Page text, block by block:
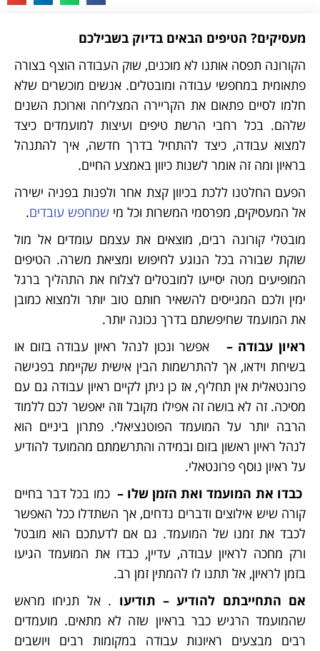
מעסיקים? הטיפים הבאים בדיוק בשבילכם
הקורונה תפסה אותנו לא מוכנים, שוק העבודה הוצף בצורה
פתאומית במחפשי עבודה ומובטלים. אנשים מוכשרים שלא
חלמו לסיים פתאום את הקריירה המצליחה וארוכת השנים
שלהם. בכל רחבי הרשת טיפים ועיצות למועמדים כיצד
למצוא עבודה, כיצד להתחיל בדרך חדשה, איך להתנהל
בראיון ומה זה אומר לשנות כיוון באמצע החיים.
הפעם החלטנו ללכת בכיוון קצת אחר ולפנות בפניה ישירה
אל המעסיקים, מפרסמי המשרות וכל מי שמחפש עובדים.
מובטלי קורונה רבים, מוצאים את עצמם עומדים אל מול
שוקת שבורה בכל הנוגע לחיפוש ומציאת משרה. הטיפים
המופיעים מטה יסייעו למובטלים לצלוח את התהליך ברגל
ימין ולכם המגייסים להשאיר חותם טוב יותר ולמצוא כמובן
את המועמד שחיפשתם בדרך נכונה יותר.
ראיון עבודה –
אפשר ונכון לנהל ראיון עבודה בזום או
בשיחת וידאו, אך להתרשמות הבין אישית שקיימת בפגישה
פרונטאלית אין תחליף, אז כן ניתן לקיים ראיון עבודה גם עם
מסיכה. זה לא בושה זה אפילו מקובל וזה יאפשר לכם ללמוד
הרבה יותר על המועמד הפוטנציאלי. פתרון ביניים הוא
לנהל ראיון ראשון בזום ובמידה והתרשמתם מהמועד להודיע
על ראיון נוסף פרונטאלי.
כבדו את המועמד ואת הזמן שלו – כמו בכל דבר בחיים
קורה שיש אילוצים ודברים נדחים, אך השתדלו ככל האפשר
לכבד את זמנו של המועמד. גם אם לדעתכם הוא מובטל
ורק מחכה לראיון עבודה, עדיין, כבדו את המועמד הגיעו
בזמן לראיון, אל תתנו לו להמתין זמן רב.
אם התחייבתם להודיע – תודיעו . אל תניחו מראש
שהמועמד הרגיש כבר בראיון שזה לא מתאים. מועמדים
רבים מבצעים ראיונות עבודה במקומות רבים ויושבים